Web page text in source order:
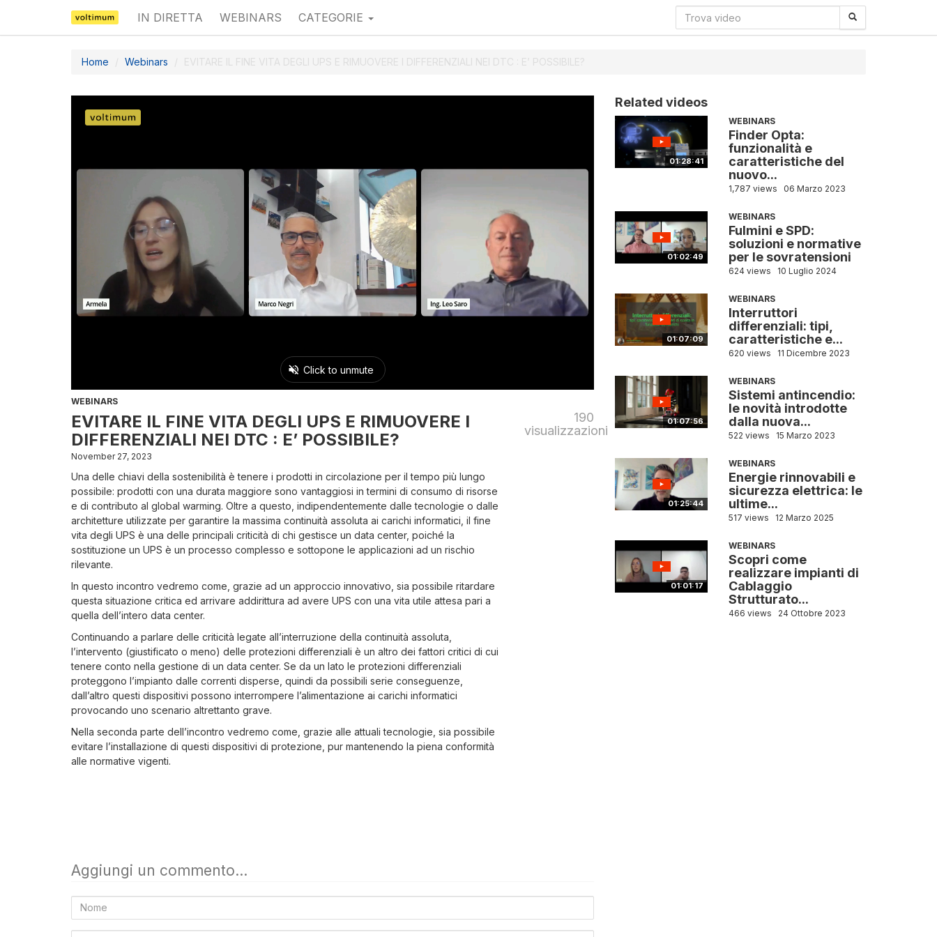
IN DIRETTA WEBINARS CATEGORIE
Home Webinars EVITARE IL FINE VITA DEGLI UPS E RIMUOVERE I DIFFERENZIALI NEI DTC : E’ POSSIBILE?
WEBINARS
EVITARE IL FINE VITA DEGLI UPS E RIMUOVERE I
DIFFERENZIALI NEI DTC : E’ POSSIBILE?
190
visualizzazioni
November 27, 2023
Una delle chiavi della sostenibilità è tenere i prodotti in circolazione per il tempo più lungo
possibile: prodotti con una durata maggiore sono vantaggiosi in termini di consumo di risorse
e di contributo al global warming. Oltre a questo, indipendentemente dalle tecnologie o dalle
architetture utilizzate per garantire la massima continuità assoluta ai carichi informatici, il fine
vita degli UPS è una delle principali criticità di chi gestisce un data center, poiché la
sostituzione un UPS è un processo complesso e sottopone le applicazioni ad un rischio
rilevante.
In questo incontro vedremo come, grazie ad un approccio innovativo, sia possibile ritardare
questa situazione critica ed arrivare addirittura ad avere UPS con una vita utile attesa pari a
quella dell’intero data center.
Continuando a parlare delle criticità legate all’interruzione della continuità assoluta,
l’intervento (giustificato o meno) delle protezioni differenziali è un altro dei fattori critici di cui
tenere conto nella gestione di un data center. Se da un lato le protezioni differenziali
proteggono l’impianto dalle correnti disperse, quindi da possibili serie conseguenze,
dall’altro questi dispositivi possono interrompere l’alimentazione ai carichi informatici
provocando uno scenario altrettanto grave.
Nella seconda parte dell’incontro vedremo come, grazie alle attuali tecnologie, sia possibile
evitare l’installazione di questi dispositivi di protezione, pur mantenendo la piena conformità
alle normative vigenti.
Aggiungi un commento...
Nome
Related videos
01:28:41
WEBINARS
Finder Opta:
funzionalità e
caratteristiche del
nuovo...
1,787 views 06 Marzo 2023
01:02:49
WEBINARS
Fulmini e SPD:
soluzioni e normative
per le sovratensioni
624 views 10 Luglio 2024
01:07:09
WEBINARS
Interruttori
differenziali: tipi,
caratteristiche e...
620 views 11 Dicembre 2023
01:07:56
WEBINARS
Sistemi antincendio:
le novità introdotte
dalla nuova...
522 views 15 Marzo 2023
01:25:44
WEBINARS
Energie rinnovabili e
sicurezza elettrica: le
ultime...
517 views 12 Marzo 2025
01:01:17
WEBINARS
Scopri come
realizzare impianti di
Cablaggio
Strutturato...
466 views 24 Ottobre 2023